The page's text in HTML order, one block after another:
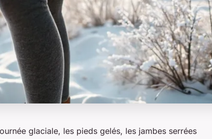
glaciale, les pieds gelés, les jambes serrées